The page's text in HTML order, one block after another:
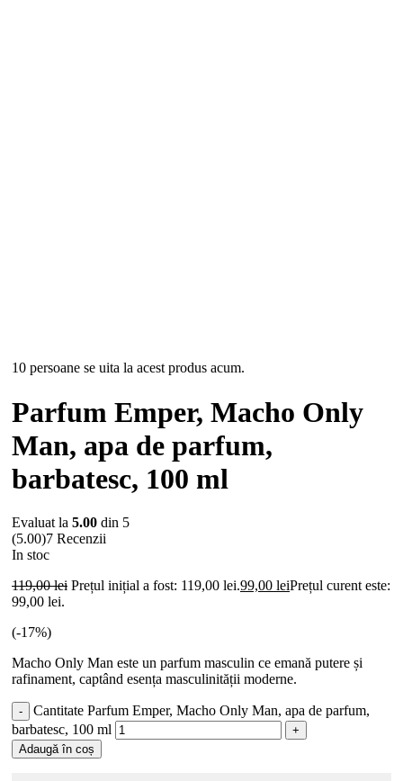
10 persoane se uita la acest produs acum.
Parfum Emper, Macho Only
Man, apa de parfum,
barbatesc, 100 ml
Evaluat la 5.00 din 5
(5.00)7 Recenzii
In stoc
119,00lei Prețul inițial a fost: 119,00 lei.99,00 leiPrețul curent este:
99,00 lei.
(-17%)
Macho Only Man este un parfum masculin ce emană putere și
rafinament, captând esența masculinității moderne.
Cantitate Parfum Emper, Macho Only Man, apa de parfum,
barbatesc, 100 ml
Adaugă în coș